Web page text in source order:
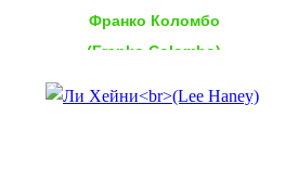
Франко Коломбо
(Franko Colombo)